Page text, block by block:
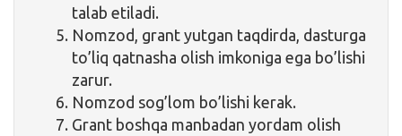
talab etiladi.
Nomzod, grant yutgan taqdirda, dasturga
to’liq qatnasha olish imkoniga ega bo’lishi
zarur.
Nomzod sog’lom bo’lishi kerak.
Grant boshqa manbadan yordam olish